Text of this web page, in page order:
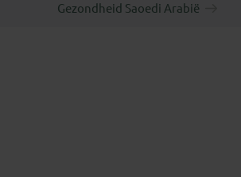
Gezondheid Saoedi Arabië